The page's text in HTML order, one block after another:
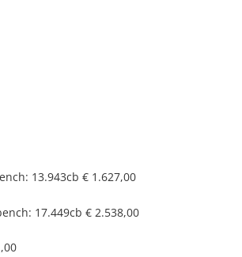
13.943cb € 1.627,00
17.449cb € 2.538,00